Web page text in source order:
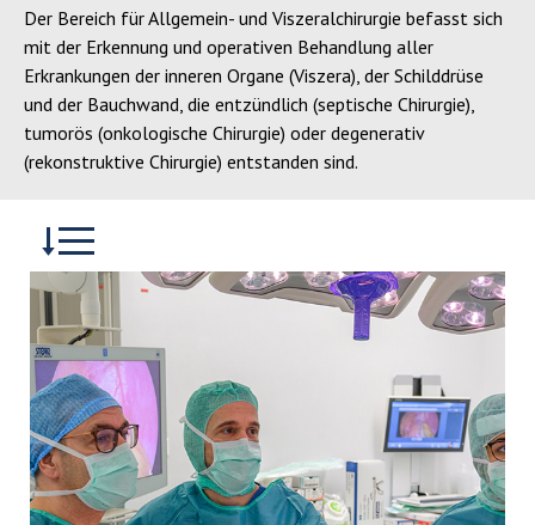
Der Bereich für Allgemein- und Viszeralchirurgie befasst sich
mit der Erkennung und operativen Behandlung aller
Erkrankungen der inneren Organe (Viszera), der Schilddrüse
und der Bauchwand, die entzündlich (septische Chirurgie),
tumorös (onkologische Chirurgie) oder degenerativ
(rekonstruktive Chirurgie) entstanden sind.